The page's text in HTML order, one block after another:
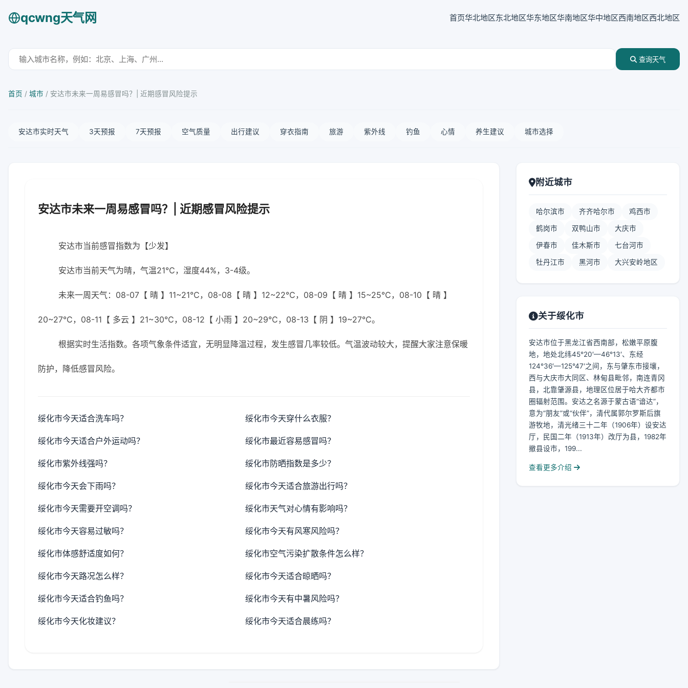
qcwng天气网 首页华北地区东北地区华东地区华南地区华中地区西南地区西北地区
查询天气
首页 / 城市 / 安达市未来一周易感冒吗？| 近期感冒风险提示
安达市实时天气 3天预报 7天预报 空气质量 出行建议 穿衣指南 旅游 紫外线 钓鱼 心情 养生建议 城市选择
安达市未来一周易感冒吗？| 近期感冒风险提示
安达市当前感冒指数为【少发】
安达市当前天气为晴，气温21℃，湿度44%，3-4级。
未来一周天气：08-07【 晴 】11~21℃，08-08【 晴 】12~22℃，08-09【 晴 】15~25℃，08-10【 晴 】
20~27℃，08-11【 多云 】21~30℃，08-12【 小雨 】20~29℃，08-13【 阴 】19~27℃。
根据实时生活指数。各项气象条件适宜，无明显降温过程，发生感冒几率较低。气温波动较大，提醒大家注意保暖
防护，降低感冒风险。
绥化市今天适合洗车吗？ 绥化市今天穿什么衣服？
绥化市今天适合户外运动吗？ 绥化市最近容易感冒吗？
绥化市紫外线强吗？ 绥化市防晒指数是多少？
绥化市今天会下雨吗？ 绥化市今天适合旅游出行吗？
绥化市今天需要开空调吗？ 绥化市天气对心情有影响吗？
绥化市今天容易过敏吗？ 绥化市今天有风寒风险吗？
绥化市体感舒适度如何？ 绥化市空气污染扩散条件怎么样？
绥化市今天路况怎么样？ 绥化市今天适合晾晒吗？
绥化市今天适合钓鱼吗？ 绥化市今天有中暑风险吗？
绥化市今天化妆建议？ 绥化市今天适合晨练吗？
附近城市
哈尔滨市 齐齐哈尔市 鸡西市
鹤岗市 双鸭山市 大庆市
伊春市 佳木斯市 七台河市
牡丹江市 黑河市 大兴安岭地区
关于绥化市
安达市位于黑龙江省西南部，松嫩平原腹
地，地处北纬45°20′—46°13′、东经
124°36′—125°47′之间，东与肇东市接壤，
西与大庆市大同区、林甸县毗邻，南连青冈
县，北靠肇源县，地理区位居于哈大齐都市
圈辐射范围。安达之名源于蒙古语“谙达”，
意为“朋友”或“伙伴”，清代属郭尔罗斯后旗
游牧地，清光绪三十二年（1906年）设安达
厅，民国二年（1913年）改厅为县，1982年
撤县设市，199...
查看更多介绍